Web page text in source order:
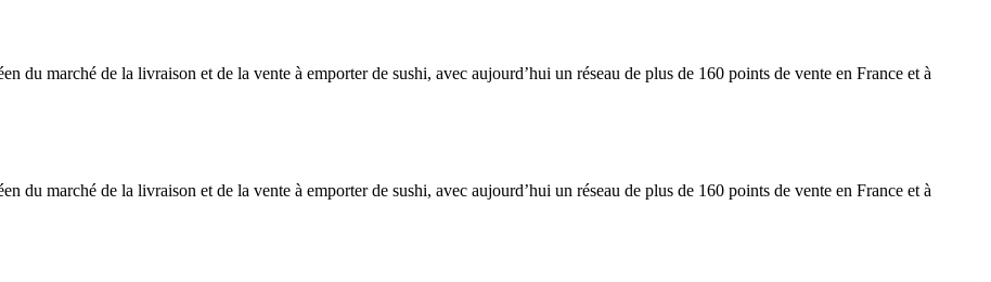
du marché de la livraison et de la vente à emporter de sushi, avec aujourd’hui un réseau de plus de 160 points de vente en France et à
du marché de la livraison et de la vente à emporter de sushi, avec aujourd’hui un réseau de plus de 160 points de vente en France et à